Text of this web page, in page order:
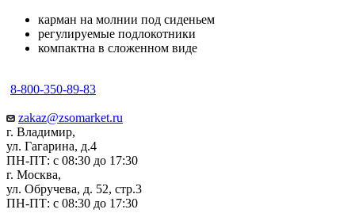
карман на молнии под сиденьем
регулируемые подлокотники
компактна в сложенном виде
8-800-350-89-83
zakaz@zsomarket.ru
г. Владимир,
ул. Гагарина, д.4
ПН-ПТ: с 08:30 до 17:30
г. Москва,
ул. Обручева, д. 52, стр.3
ПН-ПТ: с 08:30 до 17:30